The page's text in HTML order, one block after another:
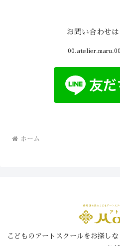
お問い合わせは
ホーム
こどものアートスクールをお探し